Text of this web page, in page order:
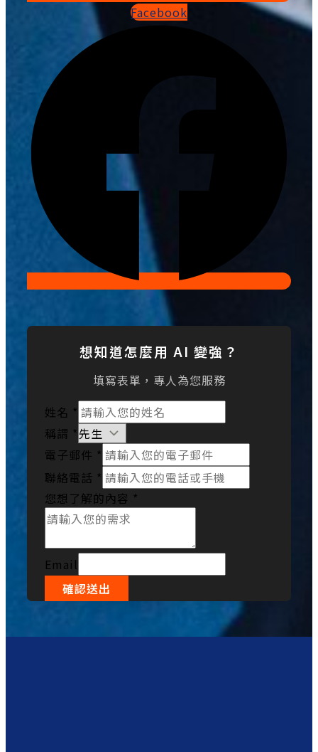
Facebook
想知道怎麼用 AI 變強？
填寫表單，專人為您服務
姓名 *
稱謂 *
電子郵件 *
聯絡電話 *
您想了解的內容 *
Email
確認送出